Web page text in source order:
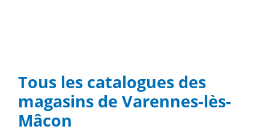
Tous les catalogues des
magasins de Varennes-lès-
Mâcon